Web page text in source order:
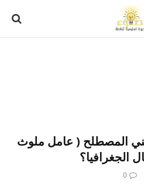
المصطلح ( عامل ملوث
0